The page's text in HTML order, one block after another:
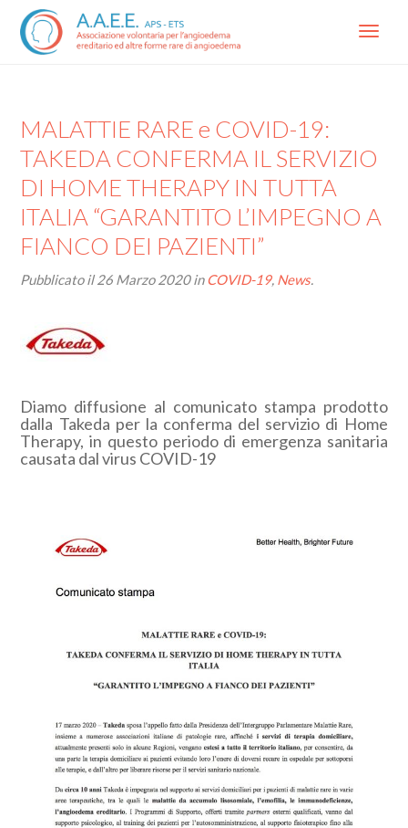
Menu
MALATTIE RARE e COVID-19:
TAKEDA CONFERMA IL SERVIZIO
DI HOME THERAPY IN TUTTA
ITALIA “GARANTITO L’IMPEGNO A
FIANCO DEI PAZIENTI”
Pubblicato il26 Marzo 2020inCOVID-19, News.
Diamo diffusione al comunicato stampa prodotto
dalla Takeda per la conferma del servizio di Home
Therapy, in questo periodo di emergenza sanitaria
causata dal virus COVID-19